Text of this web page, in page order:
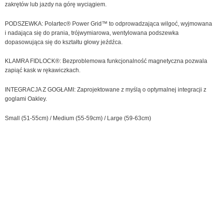
zakrętów lub jazdy na górę wyciągiem.
PODSZEWKA: Polartec® Power Grid™ to odprowadzająca wilgoć, wyjmowana
i nadająca się do prania, trójwymiarowa, wentylowana podszewka
dopasowująca się do kształtu głowy jeźdźca.
KLAMRA FIDLOCK®: Bezproblemowa funkcjonalność magnetyczna pozwala
zapiąć kask w rękawiczkach.
INTEGRACJA Z GOGŁAMI: Zaprojektowane z myślą o optymalnej integracji z
goglami Oakley.
Small (51-55cm) / Medium (55-59cm) / Large (59-63cm)